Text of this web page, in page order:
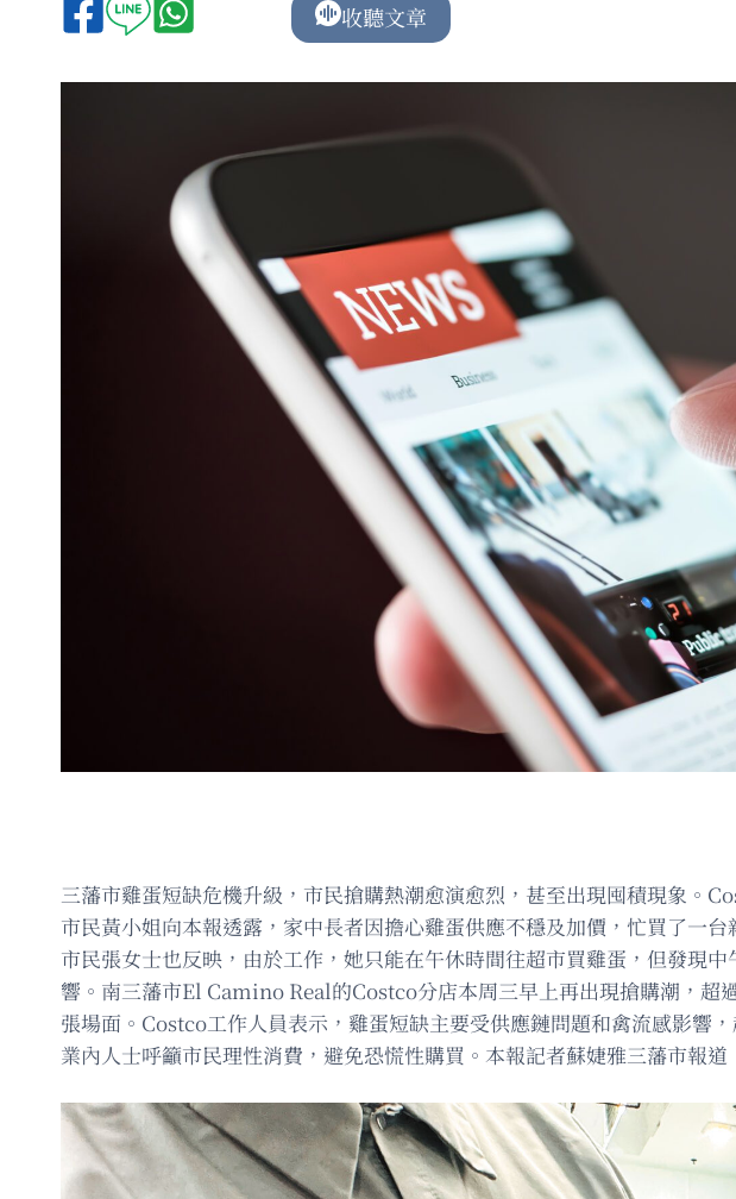
收聽文章
三藩市雞蛋短缺危機升級，市民搶購熱潮愈演愈烈，甚至出現囤積現象。
市民黃小姐向本報透露，家中長者因擔心雞蛋供應不穩及加價，忙買了一
市民張女士也反映，由於工作，她只能在午休時間往超市買雞蛋，但發現
響。南三藩市El Camino Real的Costco分店本周三早上再出現搶購潮，超
張場面。Costco工作人員表示，雞蛋短缺主要受供應鏈問題和禽流感影響
業內人士呼籲市民理性消費，避免恐慌性購買。本報記者蘇婕雅三藩市報道